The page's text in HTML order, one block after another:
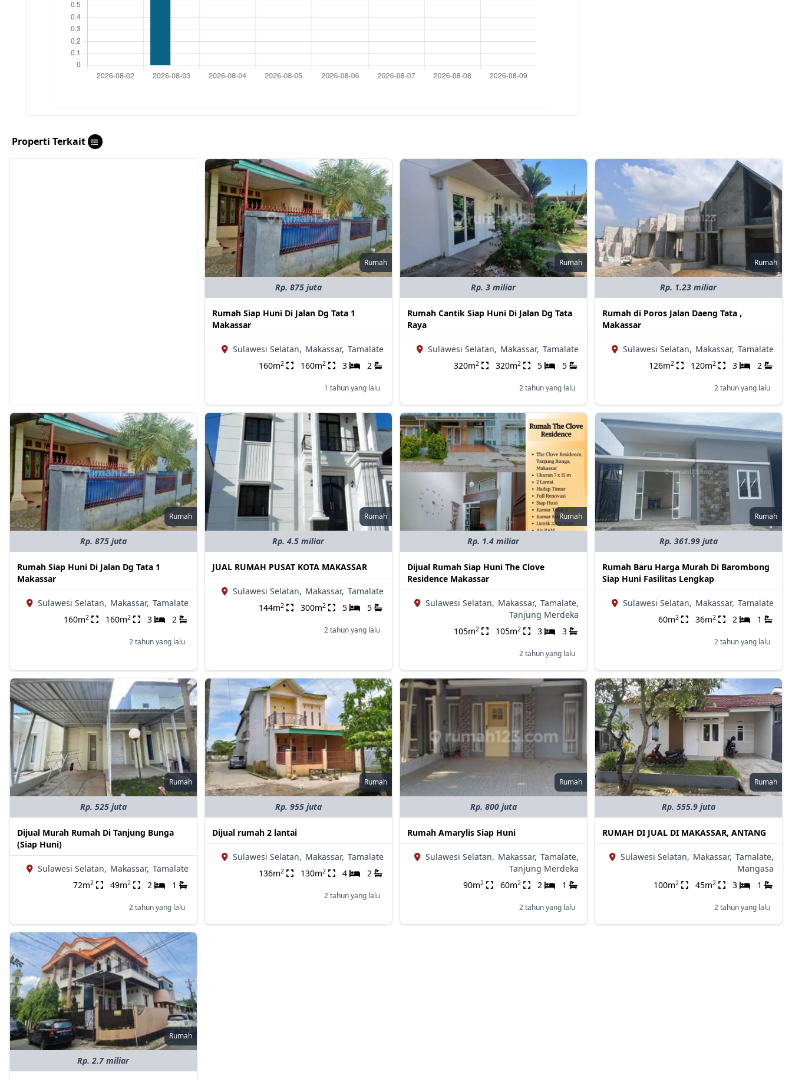
Properti Terkait
Rumah
Rp. 875 juta
Rumah Siap Huni Di Jalan Dg Tata 1
Makassar
Sulawesi Selatan, Makassar, Tamalate
160m2 160m2 3 2
1 tahun yang lalu
Rumah
Rp. 3 miliar
Rumah Cantik Siap Huni Di Jalan Dg Tata
Raya
Sulawesi Selatan, Makassar, Tamalate
320m2 320m2 5 5
2 tahun yang lalu
Rumah
Rp. 1.23 miliar
Rumah di Poros Jalan Daeng Tata ,
Makassar
Sulawesi Selatan, Makassar, Tamalate
126m2 120m2 3 2
2 tahun yang lalu
Rumah
Rp. 875 juta
Rumah Siap Huni Di Jalan Dg Tata 1
Makassar
Sulawesi Selatan, Makassar, Tamalate
160m2 160m2 3 2
2 tahun yang lalu
Rumah
Rp. 4.5 miliar
JUAL RUMAH PUSAT KOTA MAKASSAR
Sulawesi Selatan, Makassar, Tamalate
144m2 300m2 5 5
2 tahun yang lalu
Rumah
Rp. 1.4 miliar
Dijual Rumah Siap Huni The Clove
Residence Makassar
Sulawesi Selatan, Makassar, Tamalate,
Tanjung Merdeka
105m2 105m2 3 3
2 tahun yang lalu
Rumah
Rp. 361.99 juta
Rumah Baru Harga Murah Di Barombong
Siap Huni Fasilitas Lengkap
Sulawesi Selatan, Makassar, Tamalate
60m2 36m2 2 1
2 tahun yang lalu
Rumah
Rp. 525 juta
Dijual Murah Rumah Di Tanjung Bunga
(Siap Huni)
Sulawesi Selatan, Makassar, Tamalate
72m2 49m2 2 1
2 tahun yang lalu
Rumah
Rp. 955 juta
Dijual rumah 2 lantai
Sulawesi Selatan, Makassar, Tamalate
136m2 130m2 4 2
2 tahun yang lalu
Rumah
Rp. 800 juta
Rumah Amarylis Siap Huni
Sulawesi Selatan, Makassar, Tamalate,
Tanjung Merdeka
90m2 60m2 2 1
2 tahun yang lalu
Rumah
Rp. 555.9 juta
RUMAH DI JUAL DI MAKASSAR, ANTANG
Sulawesi Selatan, Makassar, Tamalate,
Mangasa
100m2 45m2 3 1
2 tahun yang lalu
Rumah
Rp. 2.7 miliar